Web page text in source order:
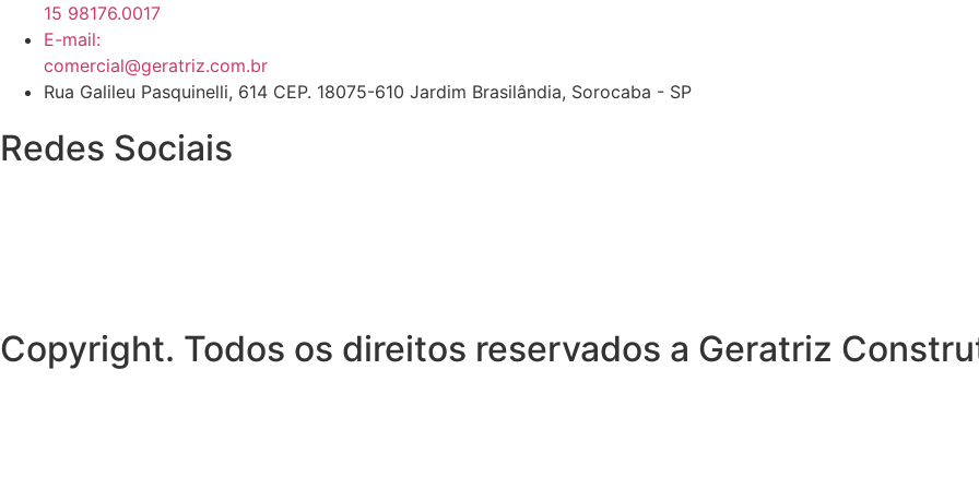
15 98176.0017
E-mail:
comercial@geratriz.com.br
Rua Galileu Pasquinelli, 614 CEP. 18075-610 Jardim Brasilândia, Sorocaba - SP
Redes Sociais
Copyright. Todos os direitos reservados a Geratriz